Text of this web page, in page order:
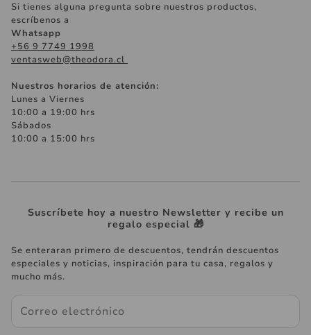
Floreros y Macetas
Pañuelos y Accesorios
Regalos Especiales
Papelería
Regalos de Matrimonio
Políticas de Cambios
Términos y Condiciones
Si tienes alguna pregunta sobre nuestros productos,
escríbenos a
Whatsapp
+56 9 7749 1998
ventasweb@theodora.cl
Nuestros horarios de atención:
Lunes a Viernes
10:00 a 19:00 hrs
Sábados
10:00 a 15:00 hrs
Suscríbete hoy a nuestro Newsletter y recibe un
regalo especial 🎁
Se enteraran primero de descuentos, tendrán descuentos
especiales y noticias, inspiración para tu casa, regalos y
mucho más.